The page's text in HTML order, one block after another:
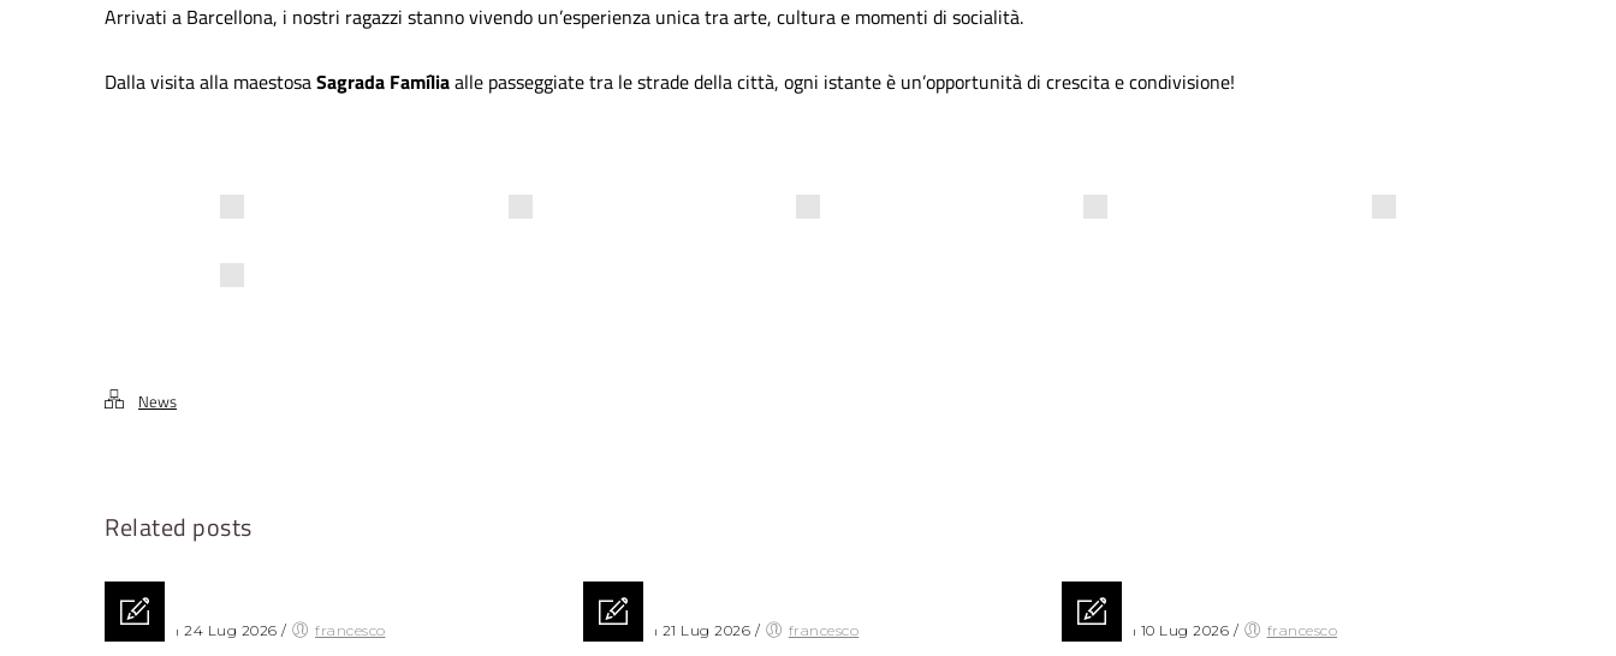
Arrivati a Barcellona, i nostri ragazzi stanno vivendo un’esperienza unica tra arte, cultura e momenti di socialità.
Dalla visita alla maestosaSagrada Famíliaalle passeggiate tra le strade della città, ogni istante è un’opportunità di crescita e condivisione!
News
Related posts
Posted on 24 Lug 2026 / francesco Posted on 21 Lug 2026 / francesco Posted on 10 Lug 2026 / francesco